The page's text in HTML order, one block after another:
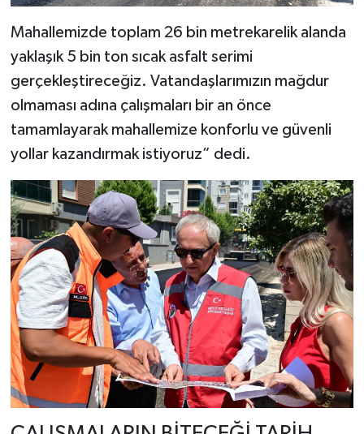
Mahallemizde toplam 26 bin metrekarelik alanda
yaklaşık 5 bin ton sıcak asfalt serimi
gerçekleştireceğiz. Vatandaşlarımızın mağdur
olmaması adına çalışmaları bir an önce
tamamlayarak mahallemize konforlu ve güvenli
yollar kazandırmak istiyoruz” dedi.